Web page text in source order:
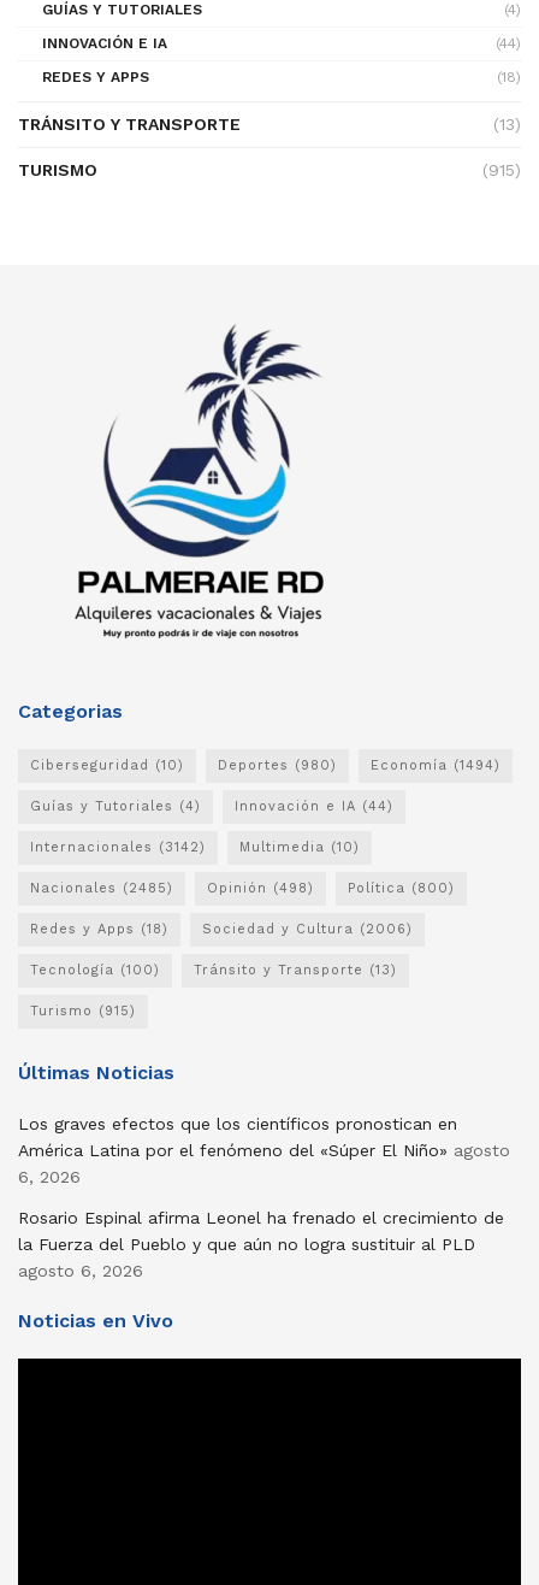
GUÍAS Y TUTORIALES
(4)
INNOVACIÓN E IA
(44)
REDES Y APPS
(18)
TRÁNSITO Y TRANSPORTE (13)
TURISMO (915)
Categorias
Ciberseguridad (10) Deportes (980) Economía (1494)
Guías y Tutoriales (4) Innovación e IA (44)
Internacionales (3142) Multimedia (10)
Nacionales (2485) Opinión (498) Política (800)
Redes y Apps (18) Sociedad y Cultura (2006)
Tecnología (100) Tránsito y Transporte (13)
Turismo (915)
Últimas Noticias
Los graves efectos que los científicos pronostican en
América Latina por el fenómeno del «Súper El Niño» agosto
6, 2026
Rosario Espinal afirma Leonel ha frenado el crecimiento de
la Fuerza del Pueblo y que aún no logra sustituir al PLD
agosto 6, 2026
Noticias en Vivo